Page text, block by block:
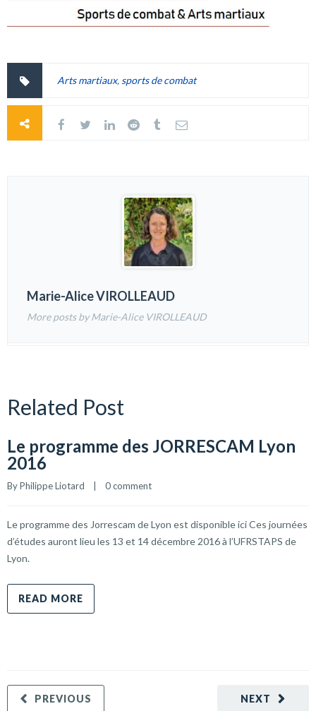
Arts martiaux, sports de combat
Marie-Alice VIROLLEAUD
More posts by Marie-Alice VIROLLEAUD
Related Post
Le programme des JORRESCAM Lyon
2016
By Philippe Liotard 0 comment
Le programme des Jorrescam de Lyon est disponible ici Ces journées
d’études auront lieu les 13 et 14 décembre 2016 à l’UFRSTAPS de
Lyon.
READ MORE
NEXT
PREVIOUS